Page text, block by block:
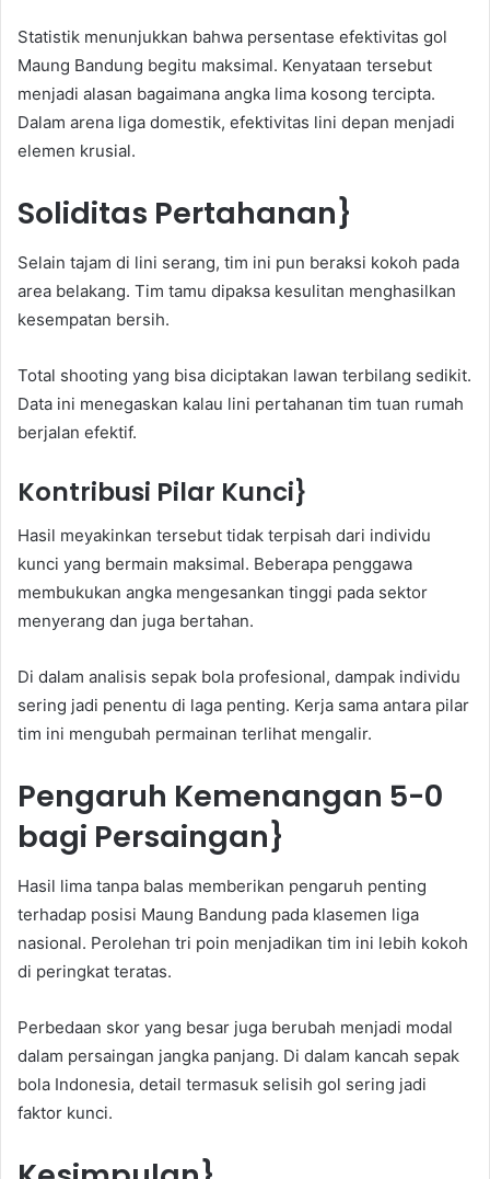
Statistik menunjukkan bahwa persentase efektivitas gol
Maung Bandung begitu maksimal. Kenyataan tersebut
menjadi alasan bagaimana angka lima kosong tercipta.
Dalam arena liga domestik, efektivitas lini depan menjadi
elemen krusial.
Soliditas Pertahanan}
Selain tajam di lini serang, tim ini pun beraksi kokoh pada
area belakang. Tim tamu dipaksa kesulitan menghasilkan
kesempatan bersih.
Total shooting yang bisa diciptakan lawan terbilang sedikit.
Data ini menegaskan kalau lini pertahanan tim tuan rumah
berjalan efektif.
Kontribusi Pilar Kunci}
Hasil meyakinkan tersebut tidak terpisah dari individu
kunci yang bermain maksimal. Beberapa penggawa
membukukan angka mengesankan tinggi pada sektor
menyerang dan juga bertahan.
Di dalam analisis sepak bola profesional, dampak individu
sering jadi penentu di laga penting. Kerja sama antara pilar
tim ini mengubah permainan terlihat mengalir.
Pengaruh Kemenangan 5-0
bagi Persaingan}
Hasil lima tanpa balas memberikan pengaruh penting
terhadap posisi Maung Bandung pada klasemen liga
nasional. Perolehan tri poin menjadikan tim ini lebih kokoh
di peringkat teratas.
Perbedaan skor yang besar juga berubah menjadi modal
dalam persaingan jangka panjang. Di dalam kancah sepak
bola Indonesia, detail termasuk selisih gol sering jadi
faktor kunci.